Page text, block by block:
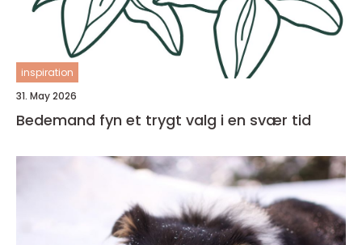
inspiration
31. May 2026
Bedemand fyn et trygt valg i en svær tid